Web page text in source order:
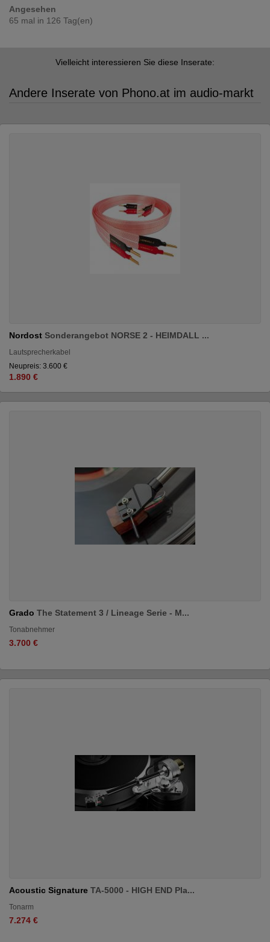
Angesehen
65 mal in 126 Tag(en)
Vielleicht interessieren Sie diese Inserate:
Andere Inserate von Phono.at im audio-markt
Nordost Sonderangebot NORSE 2 - HEIMDALL ...
Lautsprecherkabel
Neupreis: 3.600 €
1.890 €
Grado The Statement 3 / Lineage Serie - M...
Tonabnehmer
3.700 €
Acoustic Signature TA-5000 - HIGH END Pla...
Tonarm
7.274 €